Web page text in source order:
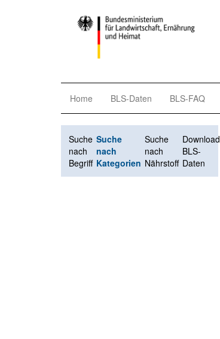
Home BLS-Daten BLS-FAQ
Suche
nach
Begriff
Suche
nach
Kategorien
Suche
nach
Nährstoff
Download
BLS-
Daten